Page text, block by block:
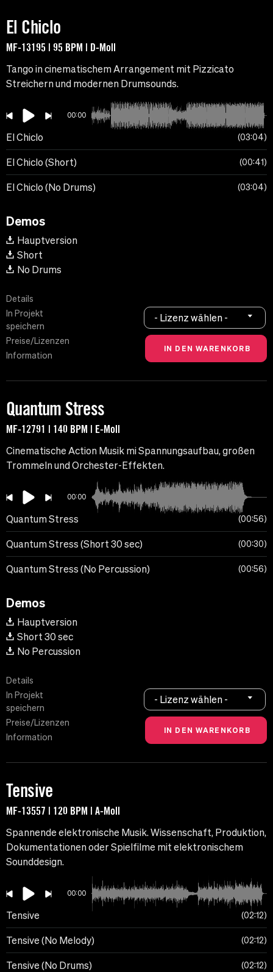
El Chiclo
MF-13195 | 95 BPM | D-Moll
Tango in cinematischem Arrangement mit Pizzicato
Streichern und modernen Drumsounds.
00:00
El Chiclo 03:04
El Chiclo (Short) 00:41
El Chiclo (No Drums) 03:04
Demos
Hauptversion
Short
No Drums
Details
In Projekt
speichern
Preise/Lizenzen
Information
- Lizenz wählen -
Quantum Stress
MF-12791 | 140 BPM | E-Moll
Cinematische Action Musik mi Spannungsaufbau, großen
Trommeln und Orchester-Effekten.
00:00
Quantum Stress 00:56
Quantum Stress (Short 30 sec) 00:30
Quantum Stress (No Percussion) 00:56
Demos
Hauptversion
Short 30 sec
No Percussion
Details
In Projekt
speichern
Preise/Lizenzen
Information
- Lizenz wählen -
Tensive
MF-13557 | 120 BPM | A-Moll
Spannende elektronische Musik. Wissenschaft, Produktion,
Dokumentationen oder Spielfilme mit elektronischem
Sounddesign.
00:00
Tensive 02:12
Tensive (No Melody) 02:12
Tensive (No Drums) 02:12